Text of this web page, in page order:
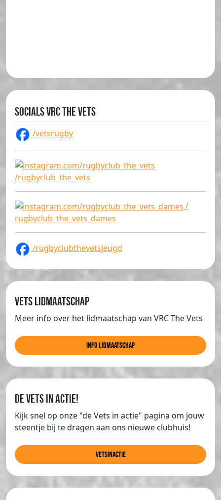
Socials VRC The Vets
/vetsrugby
/rugbyclub_the_vets
/
rugbyclub_the_vets_dames
/rugbyclubthevetsjeugd
Vets lidmaatschap
Meer info over het lidmaatschap van VRC The Vets
info lidmaatschap
de Vets in actie!
Kijk snel op onze "de Vets in actie" pagina om jouw
steentje bij te dragen aan ons nieuwe clubhuis!
Vetsinactie